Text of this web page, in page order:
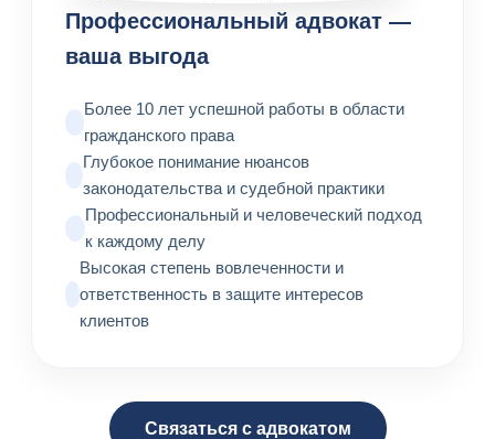
Профессиональный адвокат —
ваша выгода
Более 10 лет успешной работы в области
гражданского права
Глубокое понимание нюансов
законодательства и судебной практики
Профессиональный и человеческий подход
к каждому делу
Высокая степень вовлеченности и
ответственность в защите интересов
клиентов
Связаться с адвокатом